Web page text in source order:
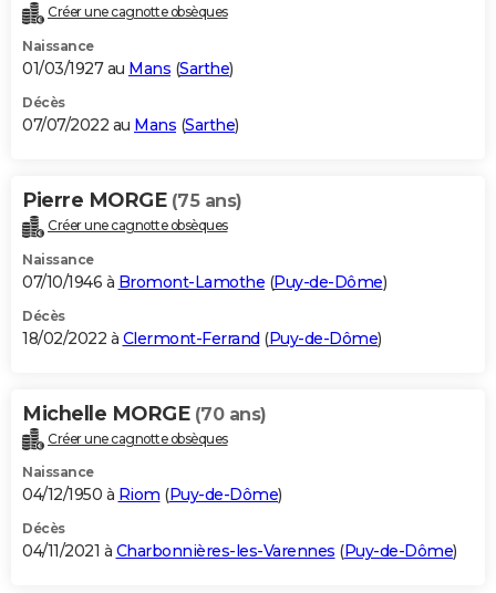
Créer une cagnotte obsèques
Naissance
01/03/1927 au Mans (Sarthe)
Décès
07/07/2022 au Mans (Sarthe)
Pierre MORGE (75 ans)
Créer une cagnotte obsèques
Naissance
07/10/1946 à Bromont-Lamothe (Puy-de-Dôme)
Décès
18/02/2022 à Clermont-Ferrand (Puy-de-Dôme)
Michelle MORGE (70 ans)
Créer une cagnotte obsèques
Naissance
04/12/1950 à Riom (Puy-de-Dôme)
Décès
04/11/2021 à Charbonnières-les-Varennes (Puy-de-Dôme)